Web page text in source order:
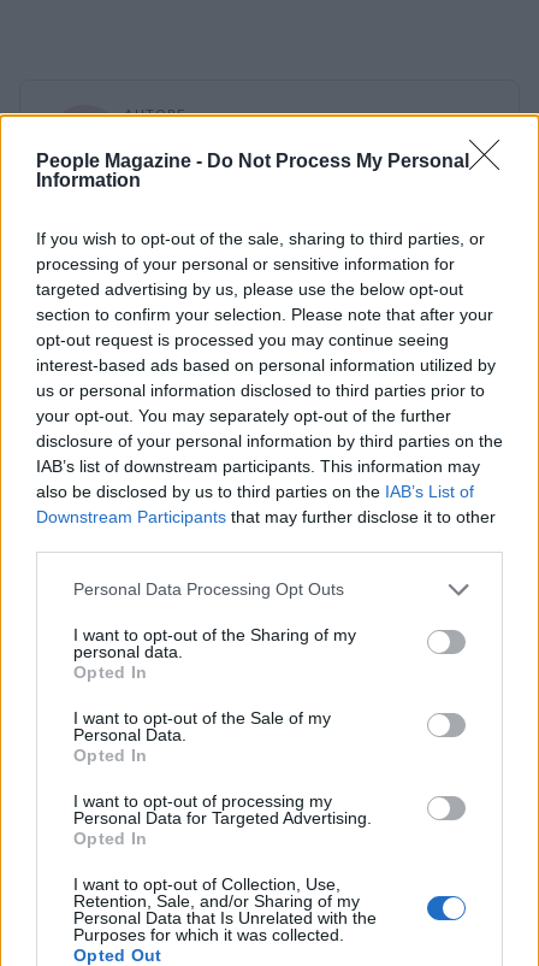
People Magazine - Do Not Process My Personal
Information
If you wish to opt-out of the sale, sharing to third parties, or
processing of your personal or sensitive information for
targeted advertising by us, please use the below opt-out
section to confirm your selection. Please note that after your
opt-out request is processed you may continue seeing
interest-based ads based on personal information utilized by
us or personal information disclosed to third parties prior to
your opt-out. You may separately opt-out of the further
disclosure of your personal information by third parties on the
IAB’s list of downstream participants. This information may
also be disclosed by us to third parties on the IAB’s List of
Downstream Participants that may further disclose it to other
Please note that this website/app uses one or more Google
not limited to your visit or usage behaviour. You may click to
grant or deny consent to Google and its third-party tags to
use your data for below specified purposes in below Google
consent section.
Personal Data Processing Opt Outs
I want to opt-out of the Sharing of my
personal data.
Opted In
I want to opt-out of the Sale of my
Personal Data.
Opted In
I want to opt-out of processing my
Personal Data for Targeted Advertising.
Opted In
I want to opt-out of Collection, Use,
Retention, Sale, and/or Sharing of my
Personal Data that Is Unrelated with the
Purposes for which it was collected.
Opted Out
AUTORE
Continua a leggere
PEOPLE NEWS